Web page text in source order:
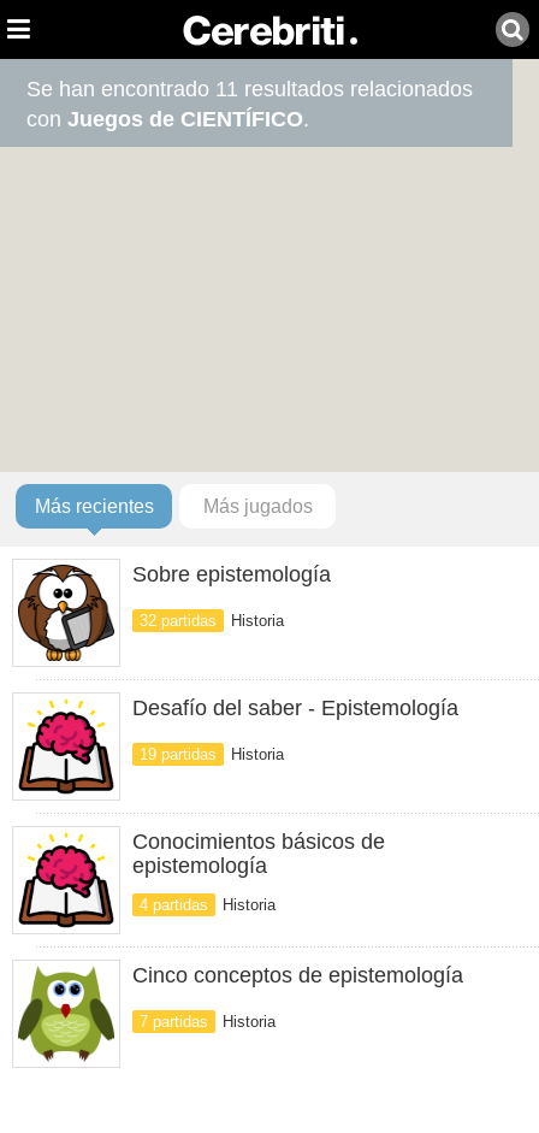
Se han encontrado 11 resultados relacionados
conJuegos de CIENTÍFICO.
Más recientes Más jugados
Sobre epistemología
32 partidas Historia
Desafío del saber - Epistemología
19 partidas Historia
Conocimientos básicos de
epistemología
4 partidas Historia
Cinco conceptos de epistemología
7 partidas Historia